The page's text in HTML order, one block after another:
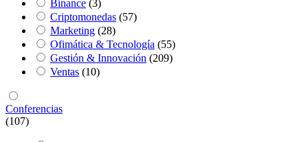
Binance (3)
Criptomonedas (57)
Marketing (28)
Ofimática & Tecnología (55)
Gestión & Innovación (209)
Ventas (10)
Conferencias
(107)